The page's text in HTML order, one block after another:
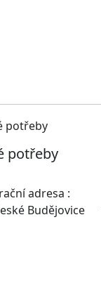
potřeby
adresa :
Budějovice